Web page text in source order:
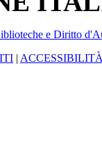
e Diritto
|